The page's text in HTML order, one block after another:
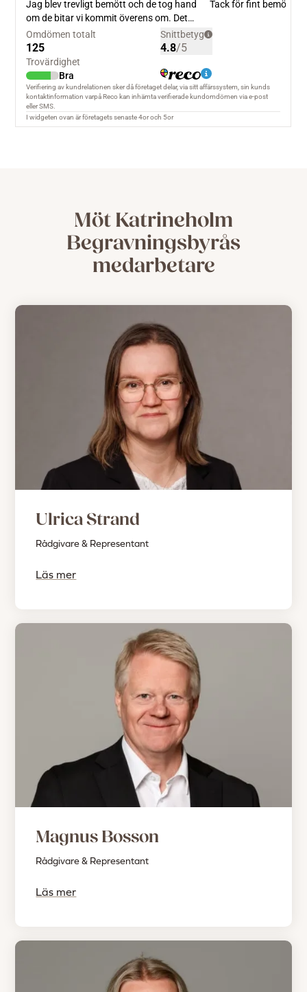
Möt Katrineholm
Begravningsbyrås
medarbetare
Ulrica Strand
Rådgivare & Representant
Läs mer
Magnus Bosson
Rådgivare & Representant
Läs mer